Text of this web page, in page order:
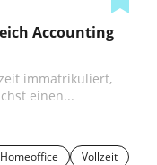
Accounting
immatrikuliert,
einen...
Homeoffice
Vollzeit